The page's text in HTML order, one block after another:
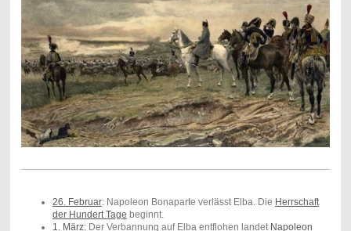
26. Februar: Napoleon Bonaparte verlässt Elba. Die Herrschaft
der Hundert Tage beginnt.
1. März: Der Verbannung auf Elba entflohen landet Napoleon